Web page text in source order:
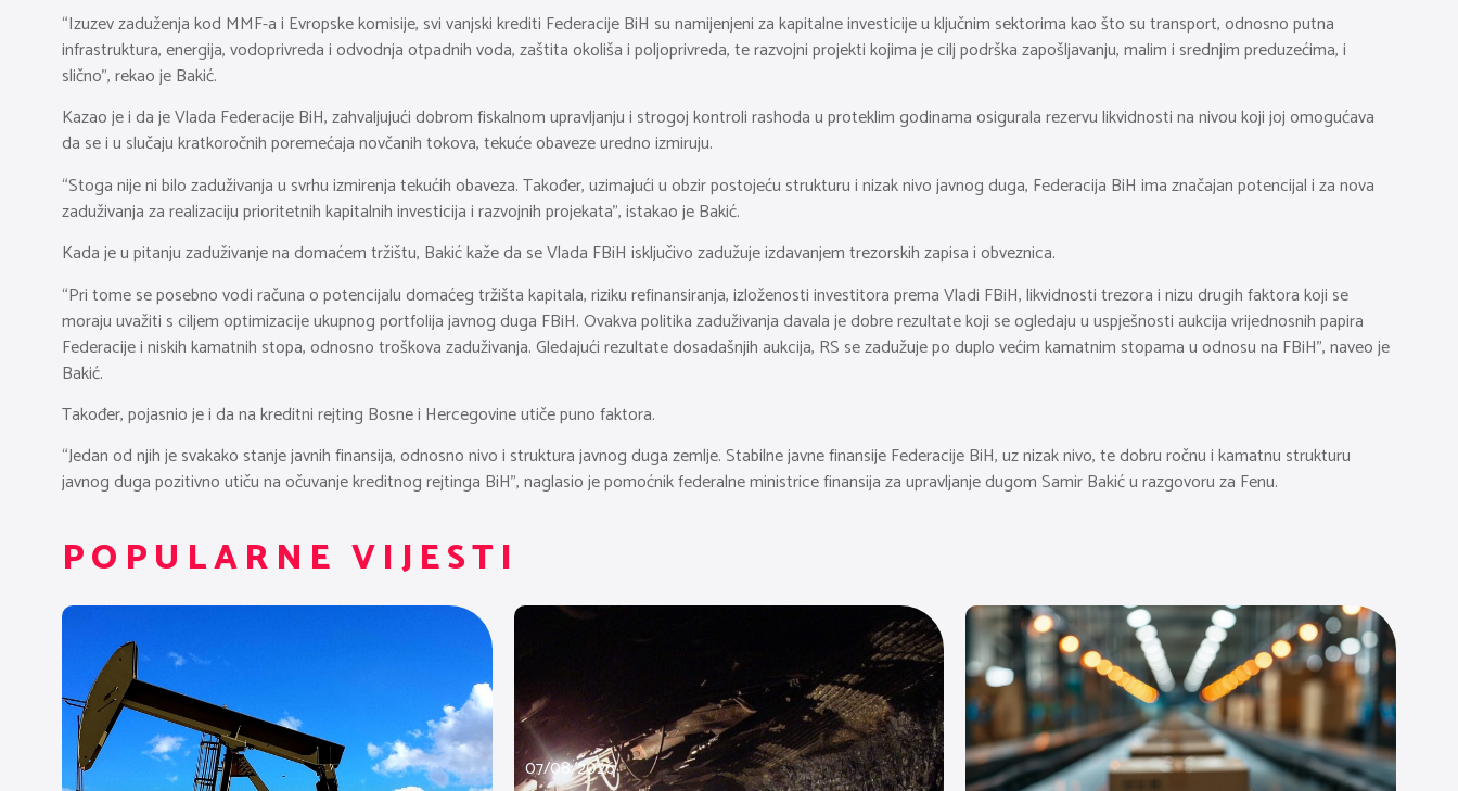
“Izuzev zaduženja kod MMF-a i Evropske komisije, svi vanjski krediti Federacije BiH su namijenjeni za kapitalne investicije u ključnim sektorima kao što su transport, odnosno putna
infrastruktura, energija, vodoprivreda i odvodnja otpadnih voda, zaštita okoliša i poljoprivreda, te razvojni projekti kojima je cilj podrška zapošljavanju, malim i srednjim preduzećima, i
slično”, rekao je Bakić.
Kazao je i da je Vlada Federacije BiH, zahvaljujući dobrom fiskalnom upravljanju i strogoj kontroli rashoda u proteklim godinama osigurala rezervu likvidnosti na nivou koji joj omogućava
da se i u slučaju kratkoročnih poremećaja novčanih tokova, tekuće obaveze uredno izmiruju.
“Stoga nije ni bilo zaduživanja u svrhu izmirenja tekućih obaveza. Također, uzimajući u obzir postojeću strukturu i nizak nivo javnog duga, Federacija BiH ima značajan potencijal i za nova
zaduživanja za realizaciju prioritetnih kapitalnih investicija i razvojnih projekata”, istakao je Bakić.
Kada je u pitanju zaduživanje na domaćem tržištu, Bakić kaže da se Vlada FBiH isključivo zadužuje izdavanjem trezorskih zapisa i obveznica.
“Pri tome se posebno vodi računa o potencijalu domaćeg tržišta kapitala, riziku refinansiranja, izloženosti investitora prema Vladi FBiH, likvidnosti trezora i nizu drugih faktora koji se
moraju uvažiti s ciljem optimizacije ukupnog portfolija javnog duga FBiH. Ovakva politika zaduživanja davala je dobre rezultate koji se ogledaju u uspješnosti aukcija vrijednosnih papira
Federacije i niskih kamatnih stopa, odnosno troškova zaduživanja. Gledajući rezultate dosadašnjih aukcija, RS se zadužuje po duplo većim kamatnim stopama u odnosu na FBiH”, naveo je
Bakić.
Također, pojasnio je i da na kreditni rejting Bosne i Hercegovine utiče puno faktora.
“Jedan od njih je svakako stanje javnih finansija, odnosno nivo i struktura javnog duga zemlje. Stabilne javne finansije Federacije BiH, uz nizak nivo, te dobru ročnu i kamatnu strukturu
javnog duga pozitivno utiču na očuvanje kreditnog rejtinga BiH”, naglasio je pomoćnik federalne ministrice finansija za upravljanje dugom Samir Bakić u razgovoru za Fenu.
POPULARNE VIJESTI
07/08/2026